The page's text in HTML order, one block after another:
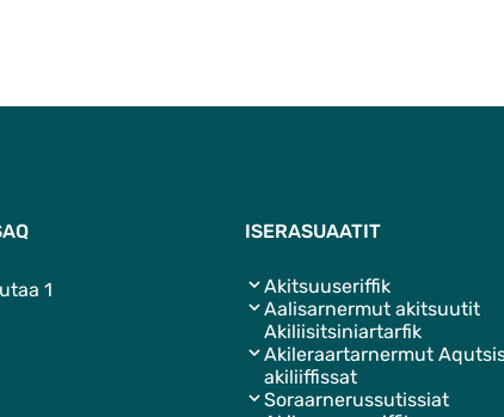
1
ISERASUAATIT
Akitsuuseriffik
Aalisarnermut akitsuutit
Akiliisitsiniartarfik
Akileraartarnermut
akiliiffissat
Soraarnerussutissiat